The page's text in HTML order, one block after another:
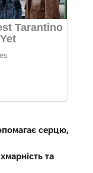
серцю,
та